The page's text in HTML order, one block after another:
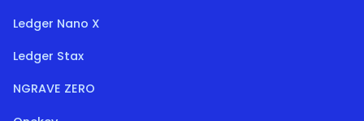
Ledger Nano X
Ledger Stax
NGRAVE ZERO